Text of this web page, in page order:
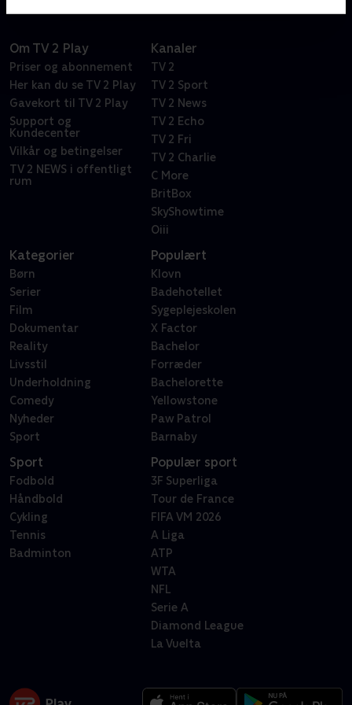
Om TV 2 Play
Priser og abonnement
Her kan du se TV 2 Play
Gavekort til TV 2 Play
Support og
Kundecenter
Vilkår og betingelser
TV 2 NEWS i offentligt
rum
Kanaler
TV 2
TV 2 Sport
TV 2 News
TV 2 Echo
TV 2 Fri
TV 2 Charlie
C More
BritBox
SkyShowtime
Oiii
Kategorier
Børn
Serier
Film
Dokumentar
Reality
Livsstil
Underholdning
Comedy
Nyheder
Sport
Populært
Klovn
Badehotellet
Sygeplejeskolen
X Factor
Bachelor
Forræder
Bachelorette
Yellowstone
Paw Patrol
Barnaby
Sport
Fodbold
Håndbold
Cykling
Tennis
Badminton
Populær sport
3F Superliga
Tour de France
FIFA VM 2026
A Liga
ATP
WTA
NFL
Serie A
Diamond League
La Vuelta